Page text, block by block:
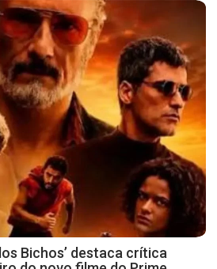
Bichos’ destaca crítica